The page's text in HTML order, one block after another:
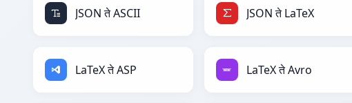
JSON ते ASCII JSON ते LaTeX
LaTeX ते ASP LaTeX ते Avro